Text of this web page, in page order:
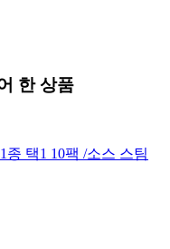
한 상품
택1 10팩 /소스 스팀